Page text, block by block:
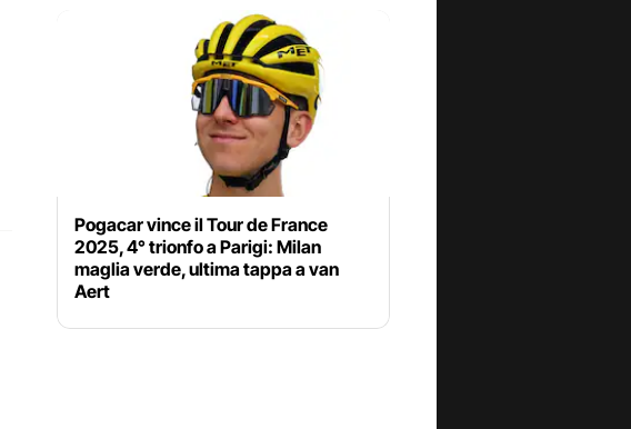
Pogacar vince il Tour de France
2025, 4° trionfo a Parigi: Milan
maglia verde, ultima tappa a van
Aert